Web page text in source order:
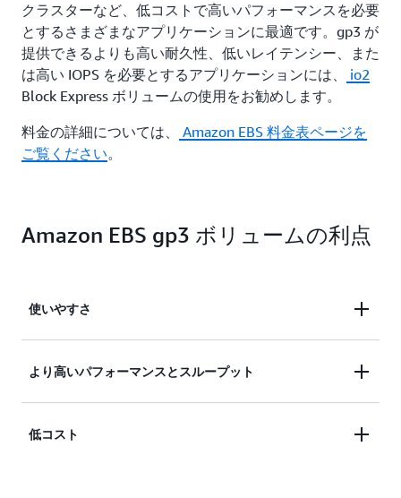
クラスターなど、低コストで高いパフォーマンスを必要
とするさまざまなアプリケーションに最適です。gp3 が
提供できるよりも高い耐久性、低いレイテンシー、また
は高い IOPS を必要とするアプリケーションには、
io2
Block Express ボリュームの使用をお勧めします。
料金の詳細については、
Amazon EBS 料金表ページを
ご覧ください。
Amazon EBS gp3 ボリュームの利点
使いやすさ
キャパシティとパフォーマンスをプロビジョニング
する際に当て推量をすべて排除できます。どのボリ
ラインパフォーマンスが得られます。つまり、
より高いパフォーマンスとスループット
の IOPS とスループットの要件を満たすことが容易
低コスト